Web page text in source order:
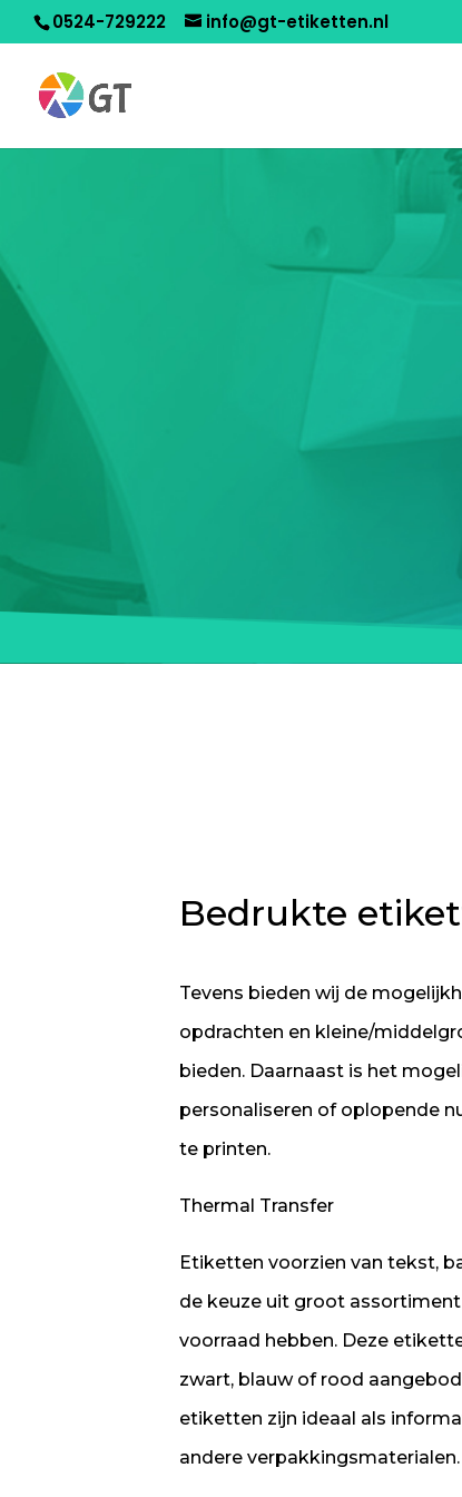
0524-729222 info@gt-etiketten.nl
Bedrukte
Tevens bieden wij de
opdrachten en kleine/
bieden. Daarnaast is het
personaliseren of oplopende
te printen.
Thermal Transfer
Etiketten voorzien van tekst,
de keuze uit groot
voorraad hebben. Deze
zwart, blauw of rood
etiketten zijn ideaal als
andere verpakkingsmaterialen.